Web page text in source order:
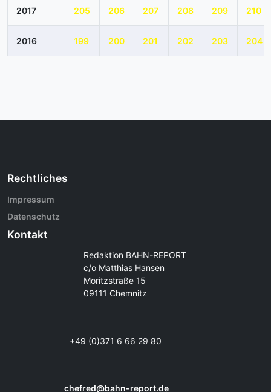
2017 205 206 207 208 209 210
2016 199 200 201 202 203 204
Rechtliches
Impressum
Datenschutz
Kontakt
Redaktion BAHN-REPORT
c/o Matthias Hansen
Moritzstraße 15
09111 Chemnitz
+49 (0)371 6 66 29 80
chefred@bahn-report.de